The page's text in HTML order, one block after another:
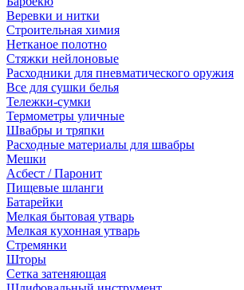
Веревки и нитки
Строительная химия
Нетканое полотно
Стяжки нейлоновые
Расходники для пневматического оружия
Все для сушки белья
Тележки-сумки
Термометры уличные
Швабры и тряпки
Расходные материалы для швабры
Мешки
Асбест / Паронит
Пищевые шланги
Батарейки
Мелкая бытовая утварь
Мелкая кухонная утварь
Стремянки
Шторы
Сетка затеняющая